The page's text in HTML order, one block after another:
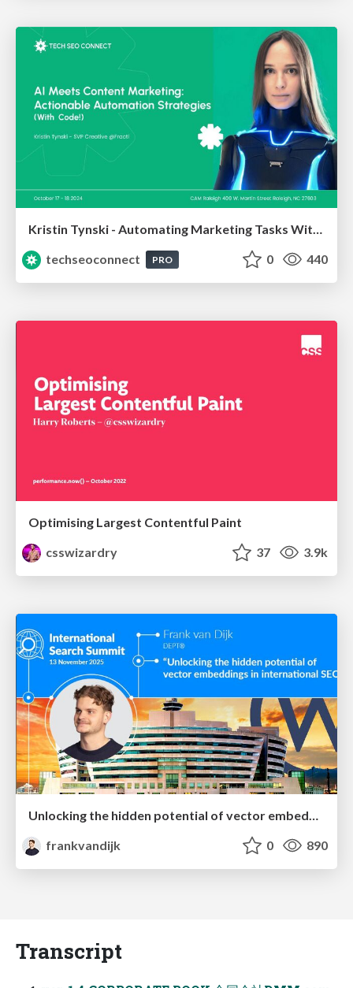
techseoconnect
PRO 0 440
Optimising Largest Contentful Paint
csswizardry
37 3.9k
Unlocking the hidden potential of vector embeddings in international SEO
frankvandijk
0 890
Transcript